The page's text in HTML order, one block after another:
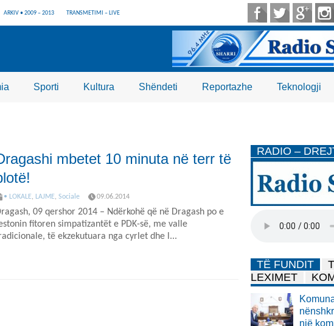
ARKIV • 2009 – 2013 TRANSMETIMI – LIVE
Sporti Kultura Shëndeti Reportazhe Teknologji
mbetet 10 minuta në terr të
• LOKALE, LAJME, Sociale 09.06.2014
09 qershor 2014 – Ndërkohë që në Dragash po e
fitoren simpatizantët e PDK-së, me valle
të ekzekutuara nga cyrlet dhe l...
RADIO –
TË FUNDIT
LEXIMET
një